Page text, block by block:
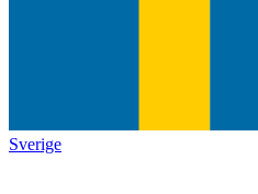
Sverige